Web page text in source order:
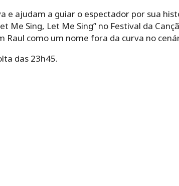
e ajudam a guiar o espectador por sua
Me Sing, Let Me Sing” no Festival da
como um nome fora da curva no
das 23h45.